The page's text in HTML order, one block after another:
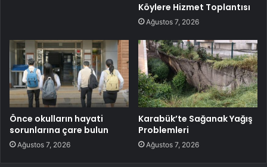
Köylere Hizmet Toplantısı
Ağustos 7, 2026
Önce okulların hayati
sorunlarına çare bulun
Ağustos 7, 2026
Karabük’te Sağanak Yağış
Problemleri
Ağustos 7, 2026